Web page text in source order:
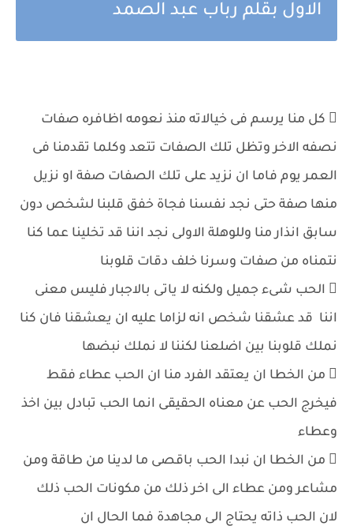
الاول بقلم رباب عبد الصمد
 كل منا يرسم فى خيالاته منذ نعومه اظافره صفات
نصفه الاخر وتظل تلك الصفات تتعد وكلما تقدمنا فى
العمر يوم فاما ان نزيد على تلك الصفات صفة او نزيل
منها صفة حتى نجد نفسنا فجاة خفق قلبنا لشخص دون
سابق انذار منا وللوهلة الاولى نجد اننا قد تخلينا عما كنا
نتمناه من صفات وسرنا خلف دقات قلوبنا
 الحب شىء جميل ولكنه لا ياتى بالاجبار فليس معنى
اننا قد عشقنا شخص انه لزاما عليه ان يعشقنا فان كنا
نملك قلوبنا بين اضلعنا لكننا لا نملك نبضها
 من الخطا ان يعتقد الفرد منا ان الحب عطاء فقط
فيخرج الحب عن معناه الحقيقى انما الحب تبادل بين اخذ
وعطاء
 من الخطا ان نبدا الحب باقصى ما لدينا من طاقة ومن
مشاعر ومن عطاء الى اخر ذلك من مكونات الحب ذلك
لان الحب ذاته يحتاج الى مجاهدة فما الحال ان